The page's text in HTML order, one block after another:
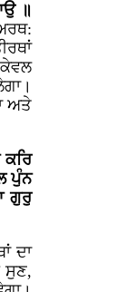
॥
ਅਤੇ
ਪੁੰਨ
ਗੁਰੁ
ਦਾ
ਸੁਣ,